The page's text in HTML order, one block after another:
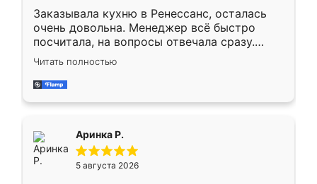
Заказывала кухню в Ренессанс, осталась
очень довольна. Менеджер всё быстро
посчитала, на вопросы отвечала сразу.
Замерщик приехал в субботу, подошёл к
делу со всей ответственностью. Собрали
за день, ребята работали аккуратно, даже
Читать полностью
Аринка Р.
5 августа 2026